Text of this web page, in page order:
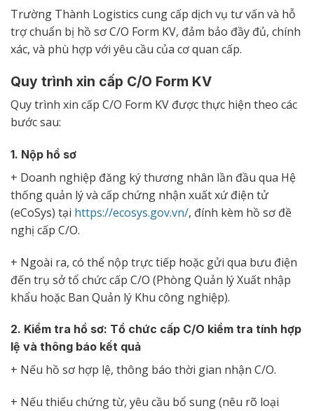
Trường Thành Logistics cung cấp dịch vụ tư vấn và hỗ
trợ chuẩn bị hồ sơ C/O Form KV, đảm bảo đầy đủ, chính
xác, và phù hợp với yêu cầu của cơ quan cấp.
Quy trình xin cấp C/O Form KV
Quy trình xin cấp C/O Form KV được thực hiện theo các
bước sau:
1. Nộp hồ sơ
+ Doanh nghiệp đăng ký thương nhân lần đầu qua Hệ
thống quản lý và cấp chứng nhận xuất xứ điện tử
(eCoSys) tại https://ecosys.gov.vn/, đính kèm hồ sơ đề
nghị cấp C/O.
+ Ngoài ra, có thể nộp trực tiếp hoặc gửi qua bưu điện
đến trụ sở tổ chức cấp C/O (Phòng Quản lý Xuất nhập
khẩu hoặc Ban Quản lý Khu công nghiệp).
2. Kiểm tra hồ sơ: Tổ chức cấp C/O kiểm tra tính hợp
lệ và thông báo kết quả
+ Nếu hồ sơ hợp lệ, thông báo thời gian nhận C/O.
+ Nếu thiếu chứng từ, yêu cầu bổ sung (nêu rõ loại